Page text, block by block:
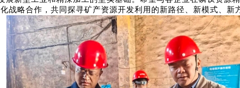
战略合作，共同探寻矿产资源开发利用的新路径、新模式、新